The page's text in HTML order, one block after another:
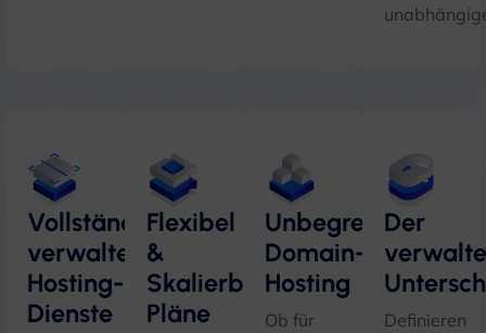
Vollständig
verwaltete
Hosting-
Dienste
Flexibel
&
Skalierbare
Pläne
Unbegrenztes
Domain-
Hosting
Ob für
Der
Definieren